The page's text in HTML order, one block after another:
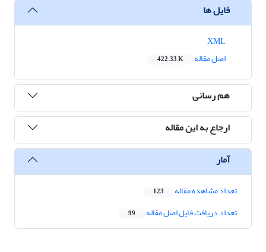
فایل ها
اصل مقاله
422.33 K
هم رسانی
ارجاع به این مقاله
آمار
تعداد مشاهده مقاله 123
تعداد دریافت فایل اصل مقاله 99